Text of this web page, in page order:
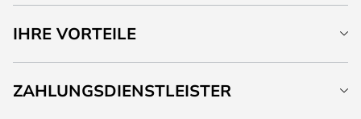
IHRE VORTEILE
ZAHLUNGSDIENSTLEISTER